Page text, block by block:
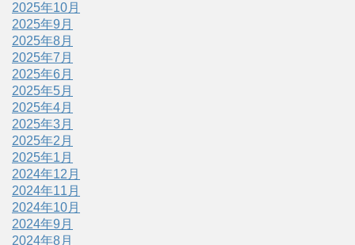
2025年10月
2025年9月
2025年8月
2025年7月
2025年6月
2025年5月
2025年4月
2025年3月
2025年2月
2025年1月
2024年12月
2024年11月
2024年10月
2024年9月
2024年8月